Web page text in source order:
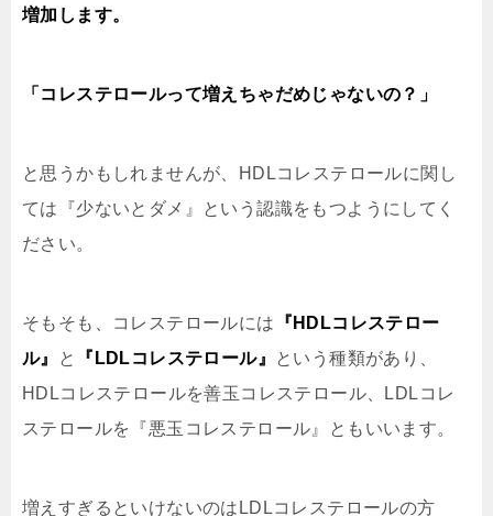
増加します。
「コレステロールって増えちゃだめじゃないの？」
と思うかもしれませんが、HDLコレステロールに関し
ては『少ないとダメ』という認識をもつようにしてく
ださい。
そもそも、コレステロールには 『HDLコレステロー
ル』
と 『LDLコレステロール』
という種類があり、
HDLコレステロールを善玉コレステロール、LDLコレ
ステロールを『悪玉コレステロール』ともいいます。
増えすぎるといけないのはLDLコレステロールの方